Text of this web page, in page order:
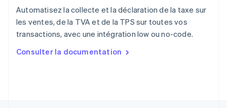
Automatisez la collecte et la déclaration de la taxe sur
les ventes, de la TVA et de la TPS sur toutes vos
transactions, avec une intégration low ou no-code.
Consulter la documentation
Royaume-Uni
Singapour
English简体中文
English